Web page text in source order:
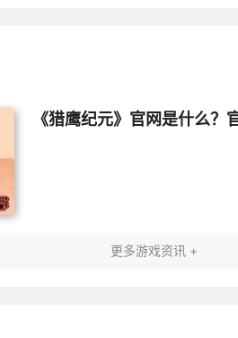
《猎鹰纪元》官网是什么？
更多游戏资讯 +